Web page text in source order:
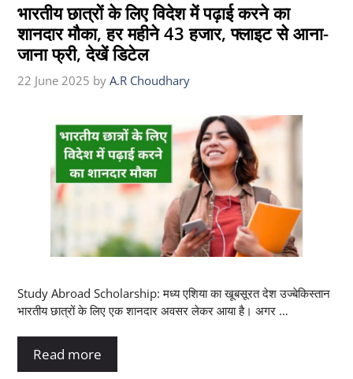
भारतीय छात्रों के लिए विदेश में पढ़ाई करने का
शानदार मौका, हर महीने 43 हजार, फ्लाइट से आना-
जाना फ्री, देखें डिटेल
22 June 2025 by A.R Choudhary
Study Abroad Scholarship: मध्य एशिया का खूबसूरत देश उज्बेकिस्तान
भारतीय छात्रों के लिए एक शानदार अवसर लेकर आया है। अगर …
Read more